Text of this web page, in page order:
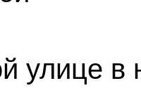
улице